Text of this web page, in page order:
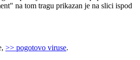
na tom tragu prikazan je na slici ispod
>> pogotovo viruse.